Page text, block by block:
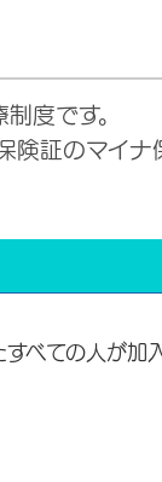
度です。
険証のマイナ
べての人が加